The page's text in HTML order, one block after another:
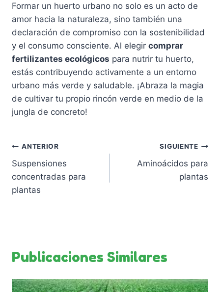
Formar un huerto urbano no solo es un acto de
amor hacia la naturaleza, sino también una
declaración de compromiso con la sostenibilidad
y el consumo consciente. Al elegir comprar
fertilizantes ecológicos para nutrir tu huerto,
estás contribuyendo activamente a un entorno
urbano más verde y saludable. ¡Abraza la magia
de cultivar tu propio rincón verde en medio de la
jungla de concreto!
Navegación
de
entradas
ANTERIOR
Suspensiones
concentradas para
plantas
SIGUIENTE
Aminoácidos para
plantas
Publicaciones Similares